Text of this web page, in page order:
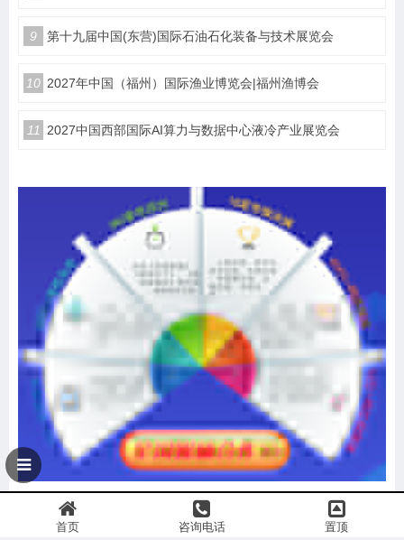
9 第十九届中国(东营)国际石油石化装备与技术展览会
10 2027年中国（福州）国际渔业博览会|福州渔博会
11 2027中国西部国际AI算力与数据中心液冷产业展览会
首页 咨询电话 置顶